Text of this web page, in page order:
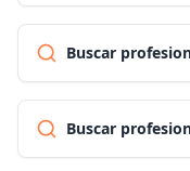
Buscar
Buscar